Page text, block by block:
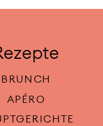
BRUNCH
APÉRO